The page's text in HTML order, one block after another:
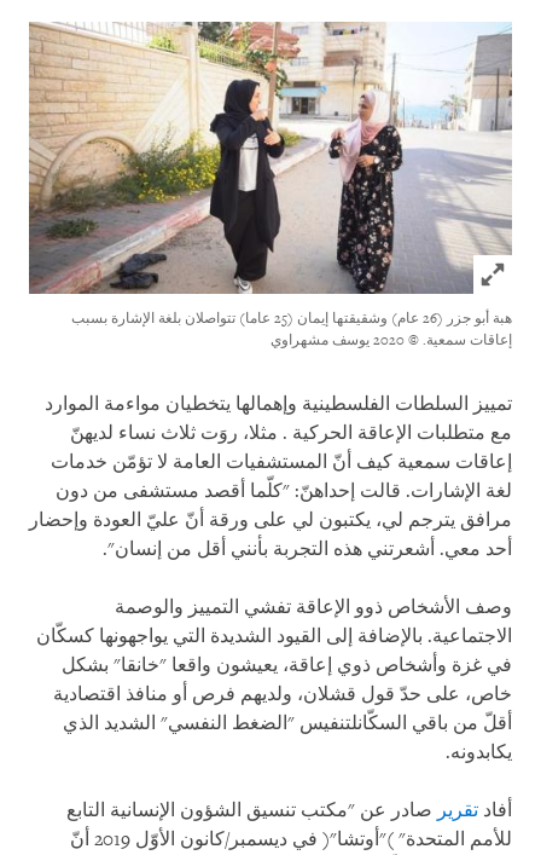
Click to expand Image
هبة أبو جزر (26 عام) وشقيقتها إيمان (25 عاما) تتواصلان بلغة الإشارة بسبب
إعاقات سمعية. © 2020 يوسف مشهراوي
تمييز السلطات الفلسطينية وإهمالها يتخطيان مواءمة الموارد
مع متطلبات الإعاقة الحركية . مثلا، روَت ثلاث نساء لديهنّ
إعاقات سمعية كيف أنّ المستشفيات العامة لا تؤمّن خدمات
لغة الإشارات. قالت إحداهنّ: "كلّما أقصد مستشفى من دون
مرافق يترجم لي، يكتبون لي على ورقة أنّ عليّ العودة وإحضار
أحد معي. أشعرتني هذه التجربة بأنني أقل من إنسان".
وصف الأشخاص ذوو الإعاقة تفشي التمييز والوصمة
الاجتماعية. بالإضافة إلى القيود الشديدة التي يواجهونها كسكّان
في غزة وأشخاص ذوي إعاقة، يعيشون واقعا "خانقا" بشكل
خاص، على حدّ قول قشلان، ولديهم فرص أو منافذ اقتصادية
أقلّ من باقي السكّانلتنفيس "الضغط النفسي" الشديد الذي
يكابدونه.
أفاد تقرير صادر عن "مكتب تنسيق الشؤون الإنسانية التابع
للأمم المتحدة" )"أوتشا"( في ديسمبر/كانون الأوّل 2019 أنّ